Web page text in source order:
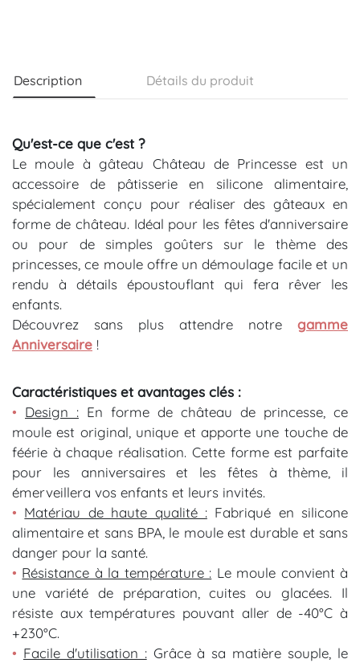
Description Détails du produit
Qu'est-ce que c'est ?
Le moule à gâteau Château de Princesse est un
accessoire de pâtisserie en silicone alimentaire,
spécialement conçu pour réaliser des gâteaux en
forme de château. Idéal pour les fêtes d'anniversaire
ou pour de simples goûters sur le thème des
princesses, ce moule offre un démoulage facile et un
rendu à détails époustouflant qui fera rêver les
enfants.
Découvrez sans plus attendre notre gamme
Anniversaire !
Caractéristiques et avantages clés :
• Design : En forme de château de princesse, ce
moule est original, unique et apporte une touche de
féérie à chaque réalisation. Cette forme est parfaite
pour les anniversaires et les fêtes à thème, il
émerveillera vos enfants et leurs invités.
• Matériau de haute qualité :Fabriqué en silicone
alimentaire et sans BPA, le moule est durable et sans
danger pour la santé.
• Résistance à la température : Le moule convient à
une variété de préparation, cuites ou glacées. Il
résiste aux températures pouvant aller de -40°C à
+230°C.
• Facile d'utilisation :Grâce à sa matière souple, le